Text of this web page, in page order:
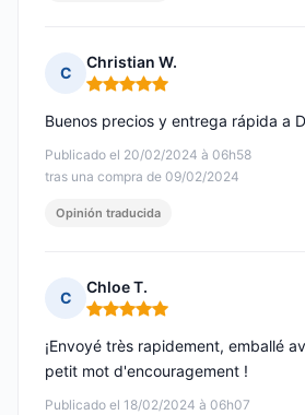
C
Christian W.
Nota: 5 de 5
Publicado el 20/02/2024 à 06h58
tras una compra de 09/02/2024
Buenos precios y entrega rápida a
Opinión traducida
C
Chloe T.
Nota: 5 de 5
Publicado el 18/02/2024 à 06h07
¡Envoyé très rapidement, emballé
petit mot d'encouragement !